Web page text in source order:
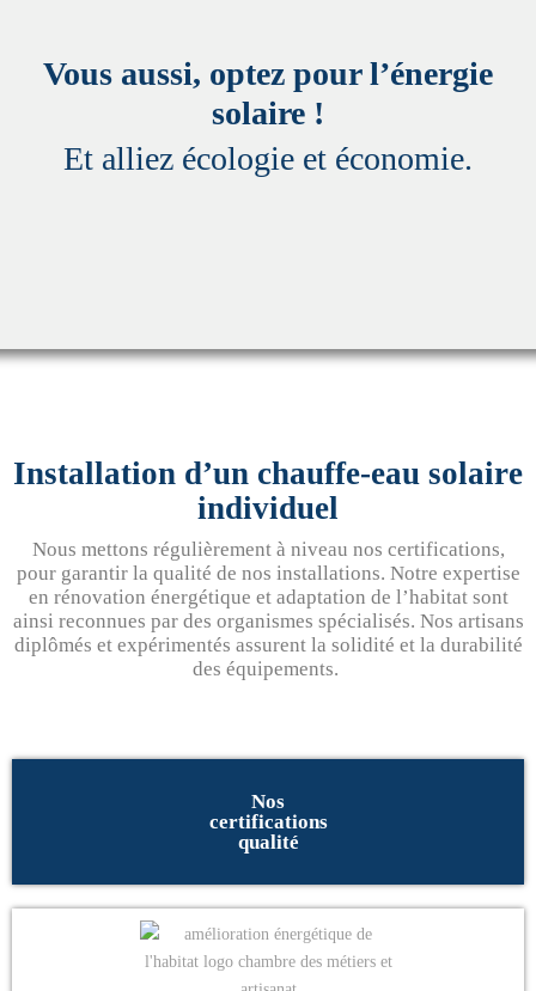
Vous aussi, optez pour l’énergie
solaire !
Et alliez écologie et économie.
Nos
certifications
qualité
Installation d’un chauffe-eau solaire
individuel
Nous mettons régulièrement à niveau nos certifications,
pour garantir la qualité de nos installations. Notre expertise
en rénovation énergétique et adaptation de l’habitat sont
ainsi reconnues par des organismes spécialisés. Nos artisans
diplômés et expérimentés assurent la solidité et la durabilité
des équipements.